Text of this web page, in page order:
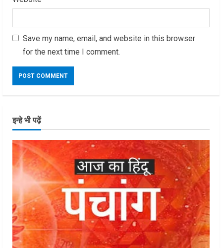
Save my name, email, and website in this browser
for the next time I comment.
इन्हे भी पढ़ें